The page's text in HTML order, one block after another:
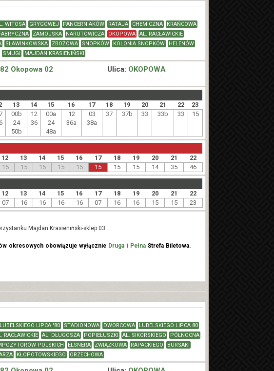
WITOSA GRYGOWEJ PANCERNIAKÓW RATAJA CHEMICZNA
KRAŃCOWA
ZAMOJSKA NARUTOWICZA OKOPOWA
AL. RACŁAWICKIE
SŁAWINKOWSKA ZBOŻOWA SNOPKÓW KOLONIA SNOPKÓW
HELENÓW
SMUGI
MAJDAN KRASIENIŃSKI
Okopowa 02 Ulica: OKOPOWA
13 14 15 16 17 18 19 20 21 22 23
00b
24
50b
12
36
00a
24
48a
12
36a
03
38a
37 37b 33 33b 33 15
12 13 14 15 16 17 18 19 20 21 22
15 15 15 15 15 15 15 15 14 35 46
12 13 14 15 16 17 18 19 20 21 22
07 16 16 16 16 07 16 16 15 15 23
Majdan Krasieniński-sklep 03
okresowych obowiązuje wyłącznie Druga i PełnaStrefa Biletowa.
LUBELSKIEGO LIPCA '80 STADIONOWA DWORCOWA
LUBELSKIEGO LIPCA 80
RACŁAWICKIE AL. DŁUGOSZA POPIEŁUSZKI AL. SIKORSKIEGO
PÓŁNOCNA
POLSKICH ELSNERA ZWIĄZKOWA RAPACKIEGO
BURSAKI
KŁOPOTOWSKIEGO ORZECHOWA